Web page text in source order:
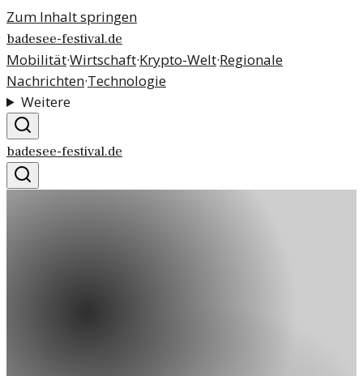
Zum Inhalt springen
badesee-festival.de
Mobilität·Wirtschaft·Krypto-Welt·Regionale
Nachrichten·Technologie
Weitere
badesee-festival.de